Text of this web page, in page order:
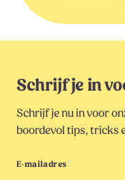
Schrijf je in
Schrijf je nu in voor
boordevol tips, tricks
E-mailadres*